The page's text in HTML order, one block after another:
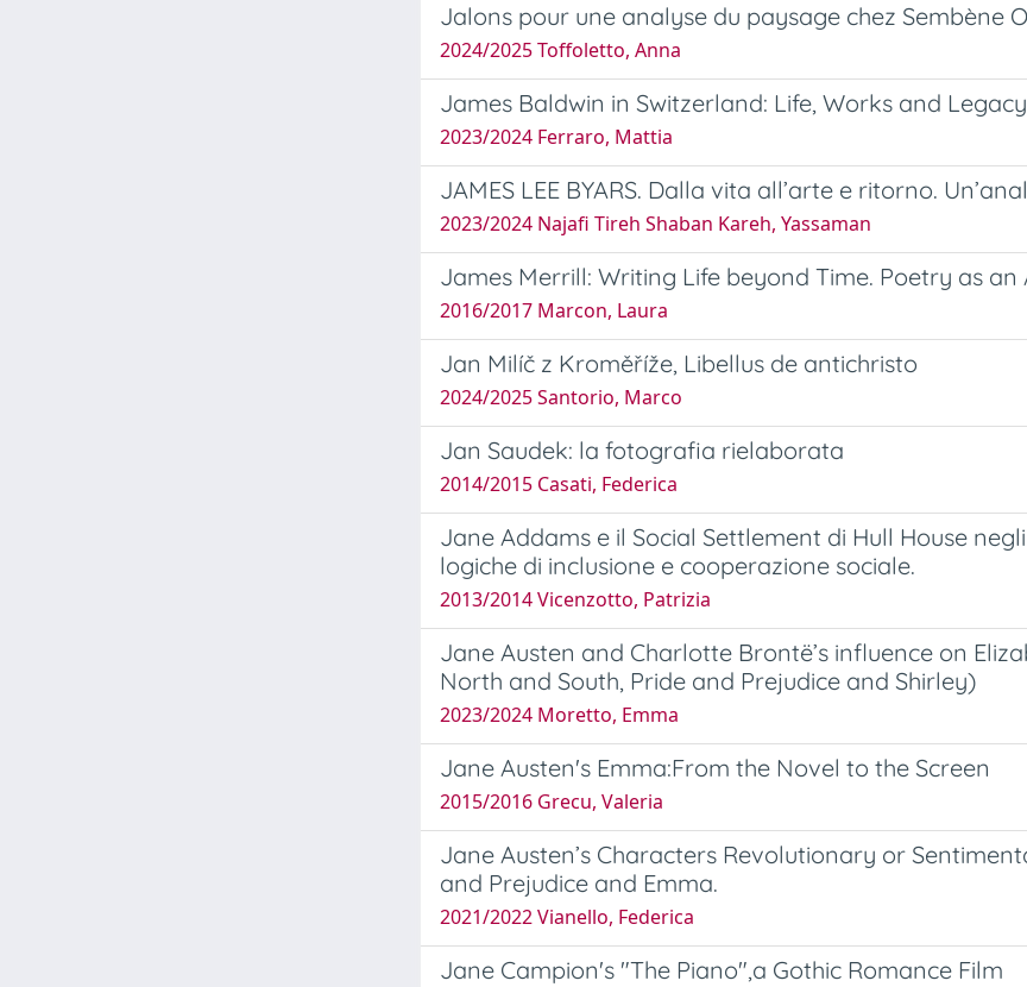
Jalons pour une analyse du paysage chez Sembène
2024/2025 Toffoletto, Anna
James Baldwin in Switzerland: Life, Works and Legacy
2023/2024 Ferraro, Mattia
JAMES LEE BYARS. Dalla vita all’arte e ritorno.
2023/2024 Najafi Tireh Shaban Kareh, Yassaman
James Merrill: Writing Life beyond Time. Poetry as
2016/2017 Marcon, Laura
Jan Milíč z Kroměříže, Libellus de antichristo
2024/2025 Santorio, Marco
Jan Saudek: la fotografia rielaborata
2014/2015 Casati, Federica
Jane Addams e il Social Settlement di Hull House
logiche di inclusione e cooperazione sociale.
2013/2014 Vicenzotto, Patrizia
Jane Austen and Charlotte Brontë’s influence on
North and South, Pride and Prejudice and Shirley)
2023/2024 Moretto, Emma
Jane Austen's Emma:From the Novel to the Screen
2015/2016 Grecu, Valeria
Jane Austen’s Characters Revolutionary or
and Prejudice and Emma.
2021/2022 Vianello, Federica
Jane Campion's "The Piano",a Gothic Romance Film